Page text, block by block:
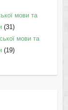
мови та
(31)
мови та
(19)